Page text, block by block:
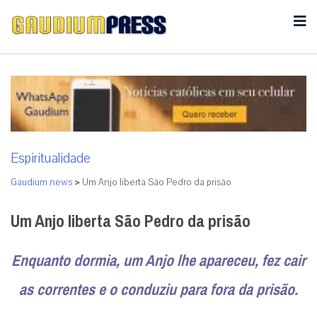
Espiritualidade
Gaudium news > Um Anjo liberta São Pedro da prisão
Um Anjo liberta São Pedro da prisão
Enquanto dormia, um Anjo lhe apareceu, fez cair
as correntes e o conduziu para fora da prisão.